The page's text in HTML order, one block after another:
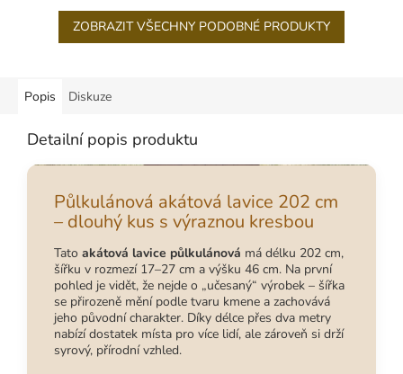
ZOBRAZIT VŠECHNY PODOBNÉ PRODUKTY
Popis Diskuze
Detailní popis produktu
Půlkulánová akátová lavice 202 cm
– dlouhý kus s výraznou kresbou
Tato akátová lavice půlkulánová má délku 202 cm,
šířku v rozmezí 17–27 cm a výšku 46 cm. Na první
pohled je vidět, že nejde o „učesaný“ výrobek – šířka
se přirozeně mění podle tvaru kmene a zachovává
jeho původní charakter. Díky délce přes dva metry
nabízí dostatek místa pro více lidí, ale zároveň si drží
syrový, přírodní vzhled.